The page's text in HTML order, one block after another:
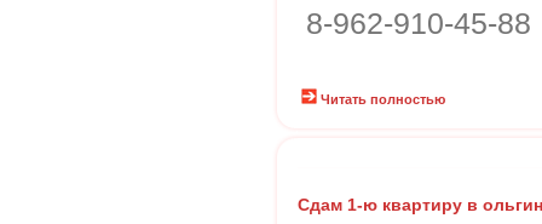
8-962-910-45-88
Читать полностью
Сдам 1-ю квартиру в